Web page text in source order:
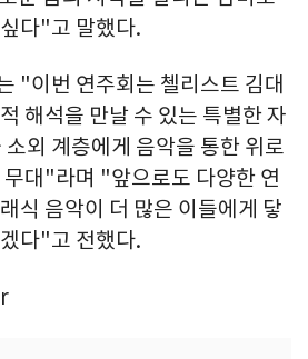
다"고 말했다.
"이번 연주회는 첼리스트 김대
해석을 만날 수 있는 특별한 자
외 계층에게 음악을 통한 위로
무대"라며 "앞으로도 다양한 연
식 음악이 더 많은 이들에게 닿
다"고 전했다.